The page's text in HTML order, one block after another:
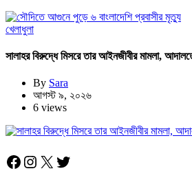
খেলাধুলা
সালাহর বিরুদ্ধে মিসরে তার আইনজীবীর মামলা, আদালতে
By Sara
আগস্ট ৯, ২০২৬
6 views
Facebook
Instagram
X Twitter